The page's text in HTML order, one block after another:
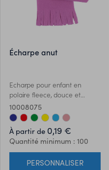
écharpe anut
Echarpe pour enfant en
polaire fleece, douce et
chaude. 180g/m2. Avec
finition franges.
10008075
À partir de 0,19 €
Quantité minimum : 100
PERSONNALISER